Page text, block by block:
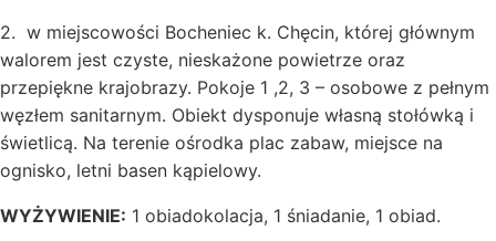
2. w miejscowości Bocheniec k. Chęcin, której głównym
walorem jest czyste, nieskażone powietrze oraz
przepiękne krajobrazy. Pokoje 1 ,2, 3 – osobowe z pełnym
węzłem sanitarnym. Obiekt dysponuje własną stołówką i
świetlicą. Na terenie ośrodka plac zabaw, miejsce na
ognisko, letni basen kąpielowy.
WYŻYWIENIE: 1 obiadokolacja, 1 śniadanie, 1 obiad.